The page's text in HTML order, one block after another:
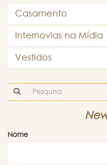
Casamento
Internovias na Mídia
Vestidos
Nome